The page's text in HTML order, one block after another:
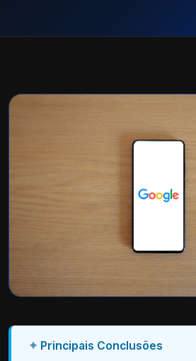
Principais Conclusões